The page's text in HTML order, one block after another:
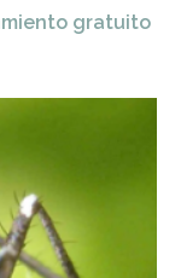
gratuito